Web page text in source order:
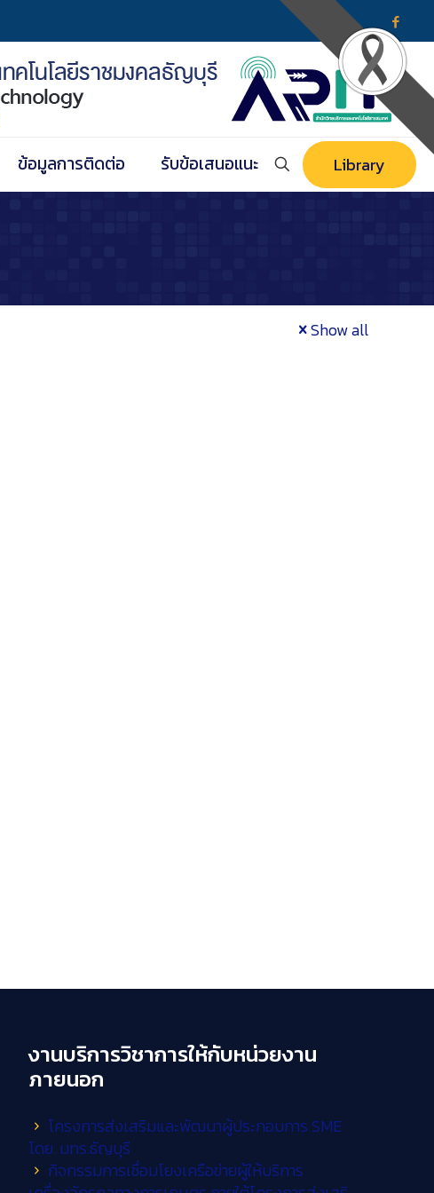
ข้อมูลการติดต่อ รับข้อเสนอแนะ Library
Show all
งานบริการวิชาการให้กับหน่วยงาน
ภายนอก
โครงการส่งเสริมและพัฒนาผู้ประกอบการ SME
โดย. มทร.ธัญบุรี
กิจกรรมการเชื่อมโยงเครือข่ายผู้ให้บริการ